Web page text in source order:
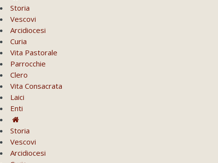
Storia
Vescovi
Arcidiocesi
Curia
Vita Pastorale
Parrocchie
Clero
Vita Consacrata
Laici
Enti
Storia
Vescovi
Arcidiocesi